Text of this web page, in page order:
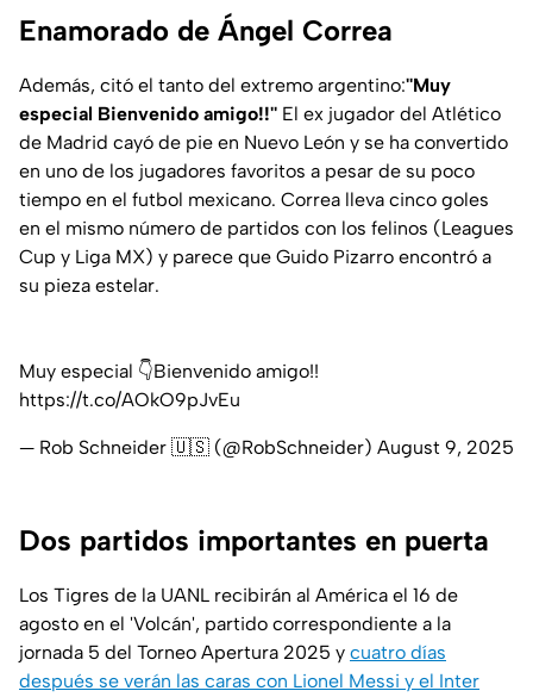
Enamorado de Ángel Correa
Además, citó el tanto del extremo argentino:''Muy
especial Bienvenido amigo!!'' El ex jugador del Atlético
de Madrid cayó de pie en Nuevo León y se ha convertido
en uno de los jugadores favoritos a pesar de su poco
tiempo en el futbol mexicano. Correa lleva cinco goles
en el mismo número de partidos con los felinos (Leagues
Cup y Liga MX) y parece que Guido Pizarro encontró a
su pieza estelar.
Muy especial 👇Bienvenido amigo!!
https://t.co/AOkO9pJvEu
— Rob Schneider 🇺🇸 (@RobSchneider) August 9, 2025
Dos partidos importantes en puerta
Los Tigres de la UANL recibirán al América el 16 de
agosto en el 'Volcán', partido correspondiente a la
jornada 5 del Torneo Apertura 2025 y cuatro días
después se verán las caras con Lionel Messi y el Inter